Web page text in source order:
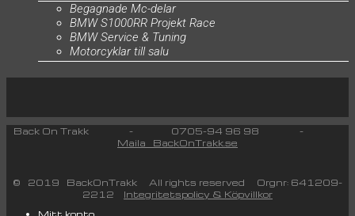
Begagnade Mc-delar
BMW S1000RR Projekt Race
BMW Service & Tuning
Motorcyklar till salu
Back On Trakk - 0705-94 96 98 -
Maila BackOnTrakk.se
© 2019 BackOnTrakk All rights reserved Orgnr: 641209-
2212 Integritetspolicy & Köpvillkor